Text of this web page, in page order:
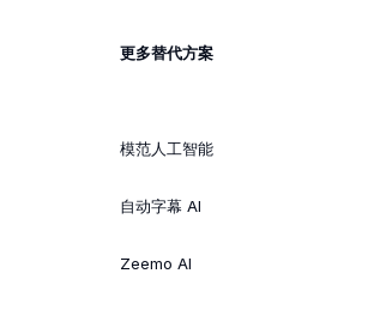
更多替代方案
模范人工智能
自动字幕 AI
Zeemo AI